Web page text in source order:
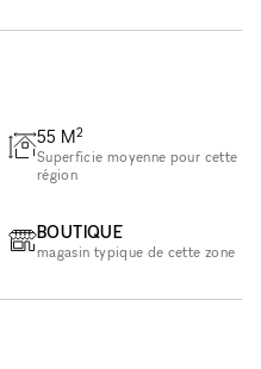
55 M2
Superficie moyenne pour cette
région
BOUTIQUE
magasin typique de cette zone